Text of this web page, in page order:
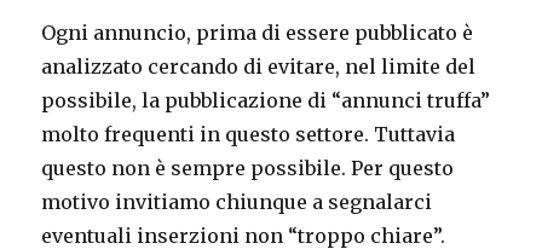
Ogni annuncio, prima di essere pubblicato è
analizzato cercando di evitare, nel limite del
possibile, la pubblicazione di “annunci truffa”
molto frequenti in questo settore. Tuttavia
questo non è sempre possibile. Per questo
motivo invitiamo chiunque a segnalarci
eventuali inserzioni non “troppo chiare”.